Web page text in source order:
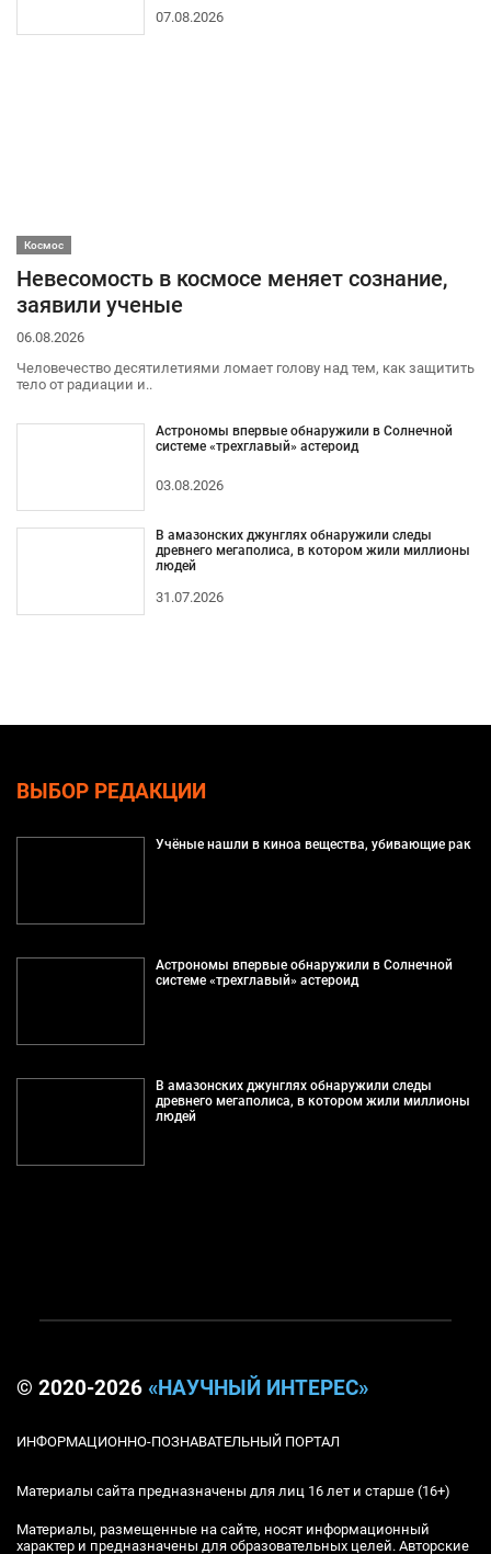
07.08.2026
Космос
Невесомость в космосе меняет сознание,
заявили ученые
06.08.2026
Человечество десятилетиями ломает голову над тем, как защитить
тело от радиации и..
Астрономы впервые обнаружили в Солнечной
системе «трехглавый» астероид
03.08.2026
В амазонских джунглях обнаружили следы
древнего мегаполиса, в котором жили миллионы
людей
31.07.2026
ВЫБОР РЕДАКЦИИ
Учёные нашли в киноа вещества, убивающие рак
Астрономы впервые обнаружили в Солнечной
системе «трехглавый» астероид
В амазонских джунглях обнаружили следы
древнего мегаполиса, в котором жили миллионы
людей
© 2020-2026 «НАУЧНЫЙ ИНТЕРЕС»
ИНФОРМАЦИОННО-ПОЗНАВАТЕЛЬНЫЙ ПОРТАЛ
Материалы сайта предназначены для лиц 16 лет и старше (16+)
Материалы, размещенные на сайте, носят информационный
характер и предназначены для образовательных целей. Авторские